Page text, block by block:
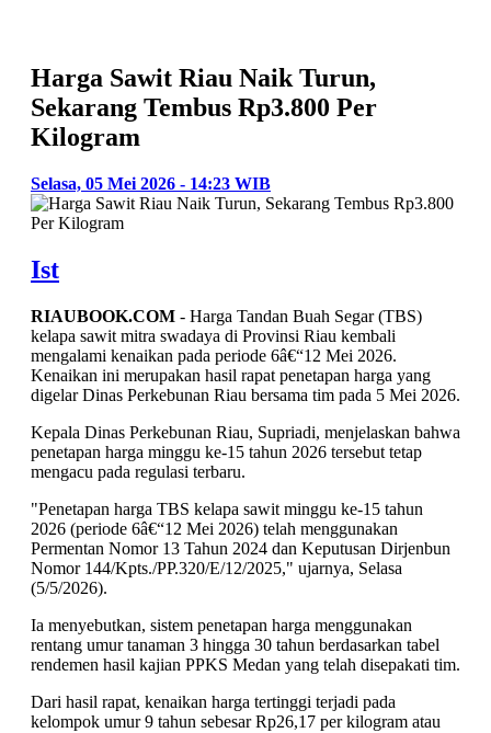
Harga Sawit Riau Naik Turun,
Sekarang Tembus Rp3.800 Per
Kilogram
Selasa, 05 Mei 2026 - 14:23 WIB
Ist
RIAUBOOK.COM - Harga Tandan Buah Segar (TBS)
kelapa sawit mitra swadaya di Provinsi Riau kembali
mengalami kenaikan pada periode 6â€“12 Mei 2026.
Kenaikan ini merupakan hasil rapat penetapan harga yang
digelar Dinas Perkebunan Riau bersama tim pada 5 Mei 2026.
Kepala Dinas Perkebunan Riau, Supriadi, menjelaskan bahwa
penetapan harga minggu ke-15 tahun 2026 tersebut tetap
mengacu pada regulasi terbaru.
"Penetapan harga TBS kelapa sawit minggu ke-15 tahun
2026 (periode 6â€“12 Mei 2026) telah menggunakan
Permentan Nomor 13 Tahun 2024 dan Keputusan Dirjenbun
Nomor 144/Kpts./PP.320/E/12/2025," ujarnya, Selasa
(5/5/2026).
Ia menyebutkan, sistem penetapan harga menggunakan
rentang umur tanaman 3 hingga 30 tahun berdasarkan tabel
rendemen hasil kajian PPKS Medan yang telah disepakati tim.
Dari hasil rapat, kenaikan harga tertinggi terjadi pada
kelompok umur 9 tahun sebesar Rp26,17 per kilogram atau